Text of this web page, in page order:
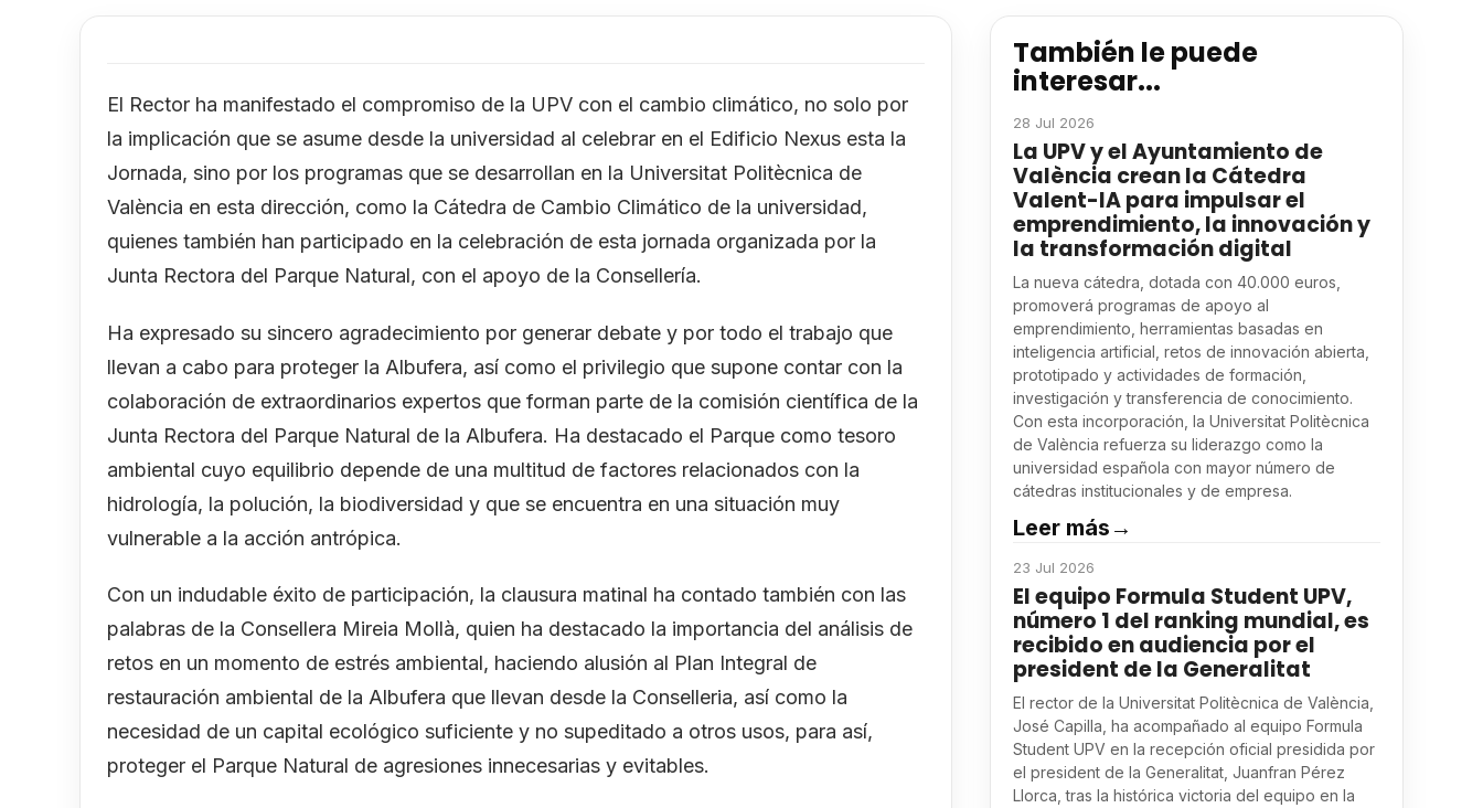
El Rector ha manifestado el compromiso de la UPV con el cambio climático, no solo por
la implicación que se asume desde la universidad al celebrar en el Edificio Nexus esta la
Jornada, sino por los programas que se desarrollan en la Universitat Politècnica de
València en esta dirección, como la Cátedra de Cambio Climático de la universidad,
quienes también han participado en la celebración de esta jornada organizada por la
Junta Rectora del Parque Natural, con el apoyo de la Consellería.
Ha expresado su sincero agradecimiento por generar debate y por todo el trabajo que
llevan a cabo para proteger la Albufera, así como el privilegio que supone contar con la
colaboración de extraordinarios expertos que forman parte de la comisión científica de la
Junta Rectora del Parque Natural de la Albufera. Ha destacado el Parque como tesoro
ambiental cuyo equilibrio depende de una multitud de factores relacionados con la
hidrología, la polución, la biodiversidad y que se encuentra en una situación muy
vulnerable a la acción antrópica.
Con un indudable éxito de participación, la clausura matinal ha contado también con las
palabras de la Consellera Mireia Mollà, quien ha destacado la importancia del análisis de
retos en un momento de estrés ambiental, haciendo alusión al Plan Integral de
restauración ambiental de la Albufera que llevan desde la Conselleria, así como la
necesidad de un capital ecológico suficiente y no supeditado a otros usos, para así,
proteger el Parque Natural de agresiones innecesarias y evitables.
También le puede
interesar...
28 Jul 2026
La UPV y el Ayuntamiento de
València crean la Cátedra
Valent-IA para impulsar el
emprendimiento, la innovación y
la transformación digital
La nueva cátedra, dotada con 40.000 euros,
promoverá programas de apoyo al
emprendimiento, herramientas basadas en
inteligencia artificial, retos de innovación abierta,
prototipado y actividades de formación,
investigación y transferencia de conocimiento.
Con esta incorporación, la Universitat Politècnica
de València refuerza su liderazgo como la
universidad española con mayor número de
cátedras institucionales y de empresa.
Leer más →
23 Jul 2026
El equipo Formula Student UPV,
número 1 del ranking mundial, es
recibido en audiencia por el
president de la Generalitat
El rector de la Universitat Politècnica de València,
José Capilla, ha acompañado al equipo Formula
Student UPV en la recepción oficial presidida por
el president de la Generalitat, Juanfran Pérez
Llorca, tras la histórica victoria del equipo en la